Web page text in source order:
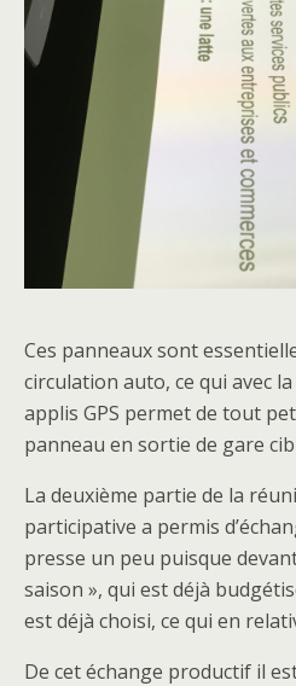
Ces panneaux sont
circulation auto, ce qui avec
applis GPS permet de tout
panneau en sortie de gare
La deuxième partie de la
participative a permis
presse un peu puisque
saison », qui est déjà
est déjà choisi, ce qui en
De cet échange productif il